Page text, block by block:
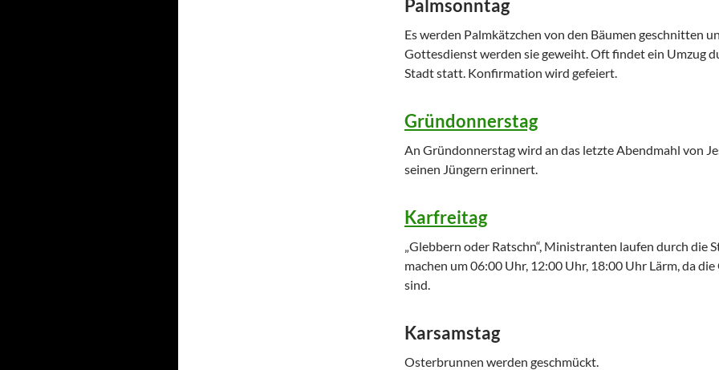
Palmsonntag
Es werden Palmkätzchen von den Bäumen geschnitten
Gottesdienst werden sie geweiht. Oft findet ein Umzug
Stadt statt. Konfirmation wird gefeiert.
Gründonnerstag
An Gründonnerstag wird an das letzte Abendmahl von
seinen Jüngern erinnert.
Karfreitag
„Glebbern oder Ratschn“, Ministranten laufen durch die
machen um 06:00 Uhr, 12:00 Uhr, 18:00 Uhr Lärm, da die
sind.
Karsamstag
Osterbrunnen werden geschmückt.